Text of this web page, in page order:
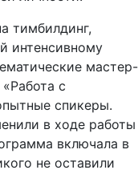
тимбилдинг,
интенсивному
мастер-
с
спикеры.
в ходе работы
включала в
не оставили